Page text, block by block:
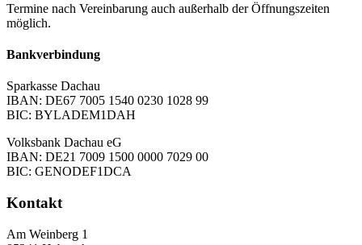
Termine nach Vereinbarung auch außerhalb der Öffnungszeiten
möglich.
Bankverbindung
Sparkasse Dachau
IBAN: DE67 7005 1540 0230 1028 99
BIC: BYLADEM1DAH
Volksbank Dachau eG
IBAN: DE21 7009 1500 0000 7029 00
BIC: GENODEF1DCA
Kontakt
Am Weinberg 1